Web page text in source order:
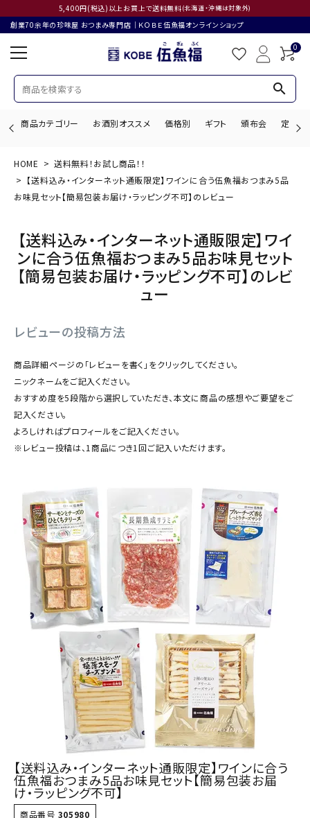
5,400円(税込)以上お買上で送料無料(北海道・沖縄は対象外)
創業70余年の珍味屋 おつまみ専門店│ＫＯＢＥ伍魚福オンラインショップ
0
search
商品カテゴリー お酒別オススメ 価格別 ギフト 頒布会 定期購
search
ACCOUNT MENU
ようこそ ゲスト 様
ログイン 会員登録
価格別
お問い合わせ
直営店
HOME
送料無料！お試し商品！！
【送料込み・インターネット通販限定】ワインに合う伍魚福おつまみ5品
お味見セット【簡易包装お届け・ラッピング不可】のレビュー
【送料込み・インターネット通販限定】ワイ
ンに合う伍魚福おつまみ5品お味見セット
【簡易包装お届け・ラッピング不可】のレビ
ュー
レビューの投稿方法
商品詳細ページの「レビューを書く」をクリックしてください。
ニックネームをご記入ください。
おすすめ度を5段階から選択していただき、本文に商品の感想やご要望をご
記入ください。
よろしければプロフィールをご記入ください。
※レビュー投稿は、1商品につき1回ご記入いただけます。
【送料込み・インターネット通販限定】ワインに合う
伍魚福おつまみ5品お味見セット【簡易包装お届
け・ラッピング不可】
商品番号 305980